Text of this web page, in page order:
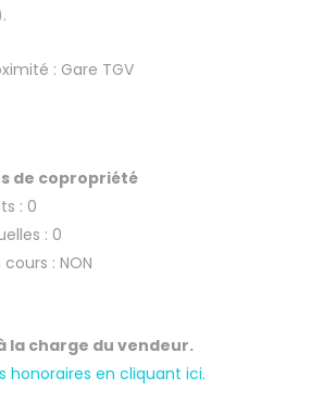
: Gare TGV
de copropriété
: 0
: 0
: NON
la charge du vendeur.
honoraires en cliquant ici.